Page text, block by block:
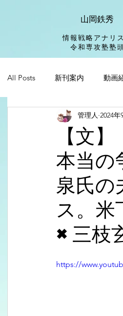
山岡鉄秀
情報戦略アナリ
令和専攻塾塾
All Posts 新刊案内 動画
【文
本当
泉氏の
ス。米
×三枝
管理人 2024年
https://